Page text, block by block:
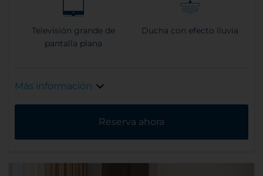
Televisión grande de
pantalla plana
Ducha con efecto lluvia
Más información
Reserva ahora